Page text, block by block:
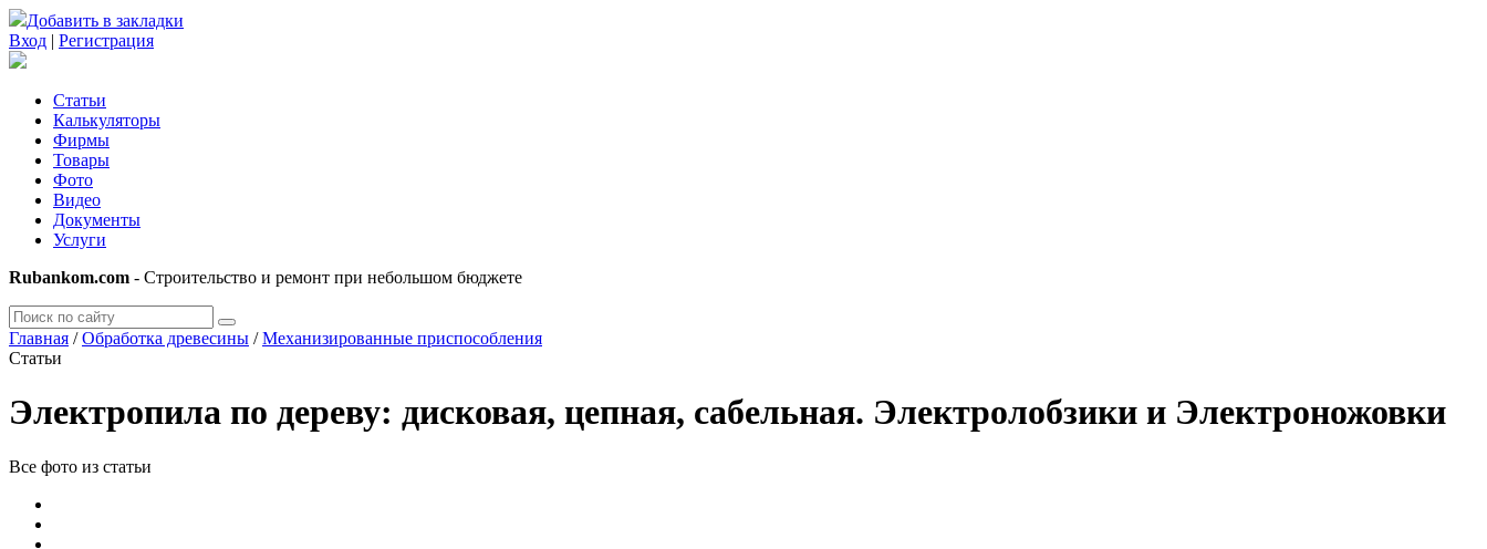
Добавить в закладки
Вход | Регистрация
Статьи
Калькуляторы
Фирмы
Товары
Фото
Видео
Документы
Услуги
Rubankom.com - Строительство и ремонт при небольшом бюджете
Главная /Обработка древесины /Механизированные приспособления
Статьи
Электропила по дереву: дисковая, цепная, сабельная. Электролобзики и Электроножовки
Все фото из статьи